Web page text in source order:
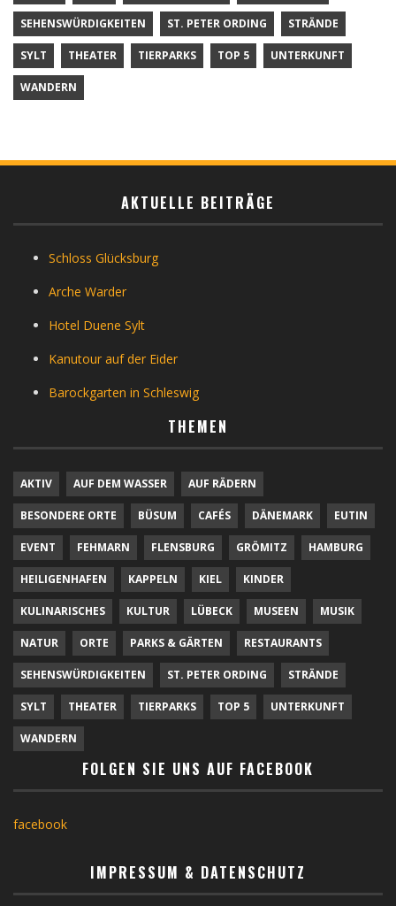
SEHENSWÜRDIGKEITEN ST. PETER ORDING STRÄNDE
SYLT THEATER TIERPARKS TOP 5 UNTERKUNFT
WANDERN
AKTUELLE BEITRÄGE
Schloss Glücksburg
Arche Warder
Hotel Duene Sylt
Kanutour auf der Eider
Barockgarten in Schleswig
THEMEN
AKTIV AUF DEM WASSER AUF RÄDERN
BESONDERE ORTE BÜSUM CAFÉS DÄNEMARK EUTIN
EVENT FEHMARN FLENSBURG GRÖMITZ HAMBURG
HEILIGENHAFEN KAPPELN KIEL KINDER
KULINARISCHES KULTUR LÜBECK MUSEEN MUSIK
NATUR ORTE PARKS & GÄRTEN RESTAURANTS
SEHENSWÜRDIGKEITEN ST. PETER ORDING STRÄNDE
SYLT THEATER TIERPARKS TOP 5 UNTERKUNFT
WANDERN
FOLGEN SIE UNS AUF FACEBOOK
facebook
IMPRESSUM & DATENSCHUTZ